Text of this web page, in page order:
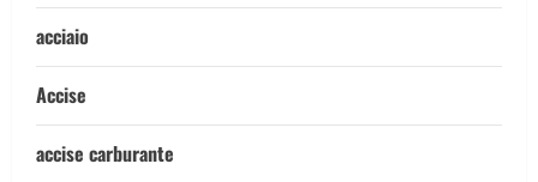
acciaio
Accise
accise carburante